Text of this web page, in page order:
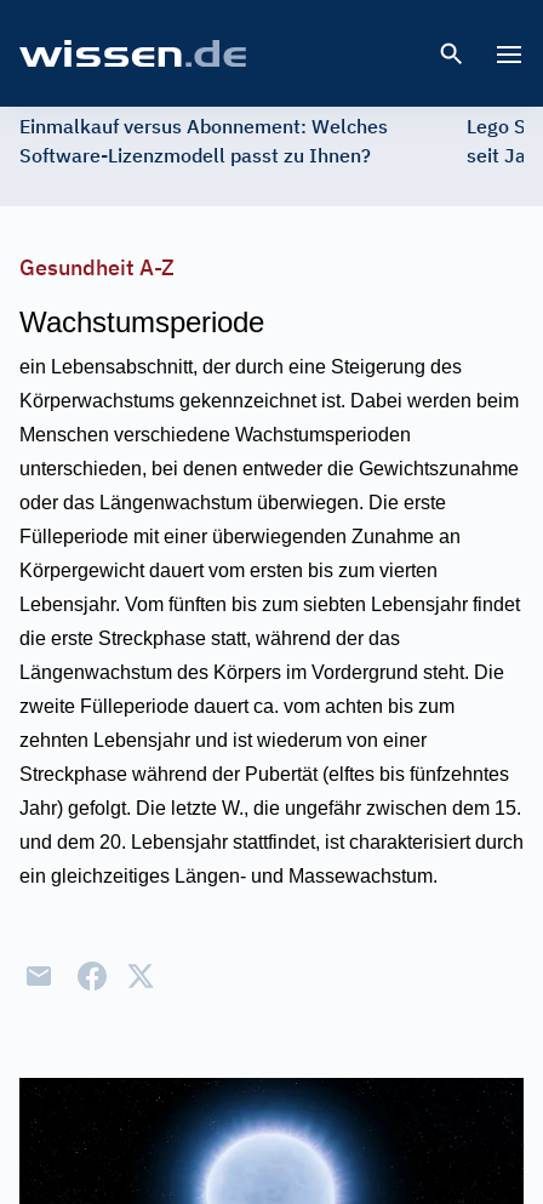
Einmalkauf versus Abonnement: Welches
Software-Lizenzmodell passt zu Ihnen?
Lego
seit
Gesundheit A-Z
Wachstumsperiode
ein Lebensabschnitt, der durch eine Steigerung des
Körperwachstums gekennzeichnet ist. Dabei werden beim
Menschen verschiedene Wachstumsperioden
unterschieden, bei denen entweder die Gewichtszunahme
oder das Längenwachstum überwiegen. Die erste
Fülleperiode mit einer überwiegenden Zunahme an
Körpergewicht dauert vom ersten bis zum vierten
Lebensjahr. Vom fünften bis zum siebten Lebensjahr findet
die erste Streckphase statt, während der das
Längenwachstum des Körpers im Vordergrund steht. Die
zweite Fülleperiode dauert ca. vom achten bis zum
zehnten Lebensjahr und ist wiederum von einer
Streckphase während der Pubertät (elftes bis fünfzehntes
Jahr) gefolgt. Die letzte W., die ungefähr zwischen dem 15.
und dem 20. Lebensjahr stattfindet, ist charakterisiert durch
ein gleichzeitiges Längen- und Massewachstum.